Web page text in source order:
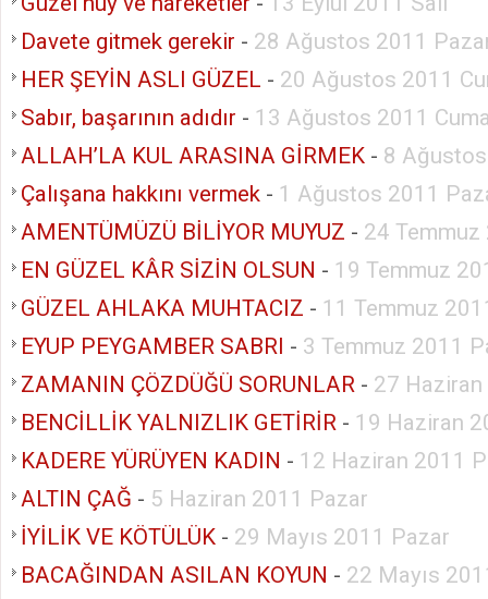
Davete gitmek gerekir - 28 Ağustos 2011
HER ŞEYİN ASLI GÜZEL - 20 Ağustos 2011
Sabır, başarının adıdır - 13 Ağustos 2011
ALLAH’LA KUL ARASINA GİRMEK - 8
Çalışana hakkını vermek - 1 Ağustos 2011
AMENTÜMÜZÜ BİLİYOR MUYUZ - 24
EN GÜZEL KÂR SİZİN OLSUN - 19 Temmuz
GÜZEL AHLAKA MUHTACIZ - 11 Temmuz
EYUP PEYGAMBER SABRI - 3 Temmuz 2011
ZAMANIN ÇÖZDÜĞÜ SORUNLAR - 27
BENCİLLİK YALNIZLIK GETİRİR - 19 Haziran
KADERE YÜRÜYEN KADIN - 12 Haziran 2011
ALTIN ÇAĞ - 5 Haziran 2011 Pazar
İYİLİK VE KÖTÜLÜK - 29 Mayıs 2011 Pazar
BACAĞINDAN ASILAN KOYUN - 22 Mayıs